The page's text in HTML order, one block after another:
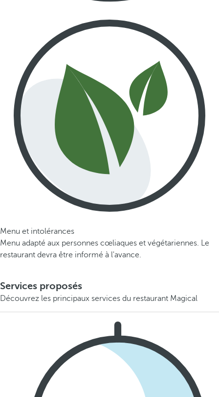
Menu et intolérances
Menu adapté aux personnes cœliaques et végétariennes. Le
restaurant devra être informé à l'avance.
Services proposés
Découvrez les principaux services du restaurant Magical